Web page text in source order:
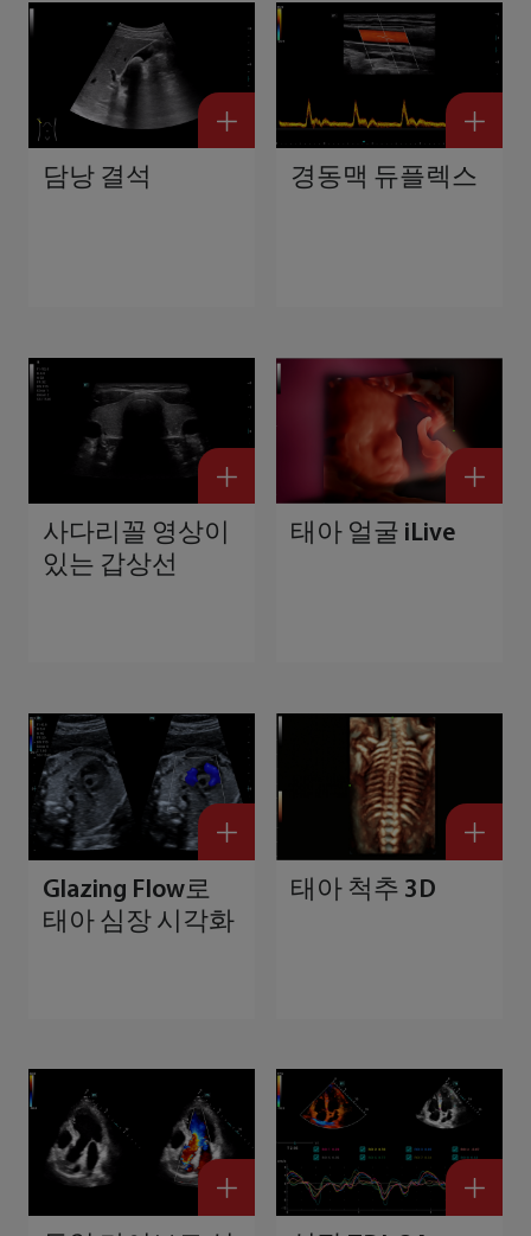
담낭 결석 경동맥 듀플렉스
사다리꼴 영상이
있는 갑상선
태아 얼굴 iLive
Glazing Flow로
태아 심장 시각화
태아 척추 3D